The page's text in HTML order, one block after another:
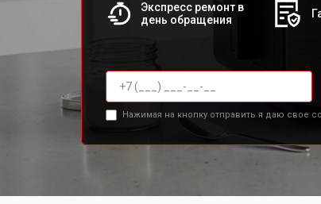
Экспресс ремонт в
день обращения
Нажимая на кнопку отправить я даю свое